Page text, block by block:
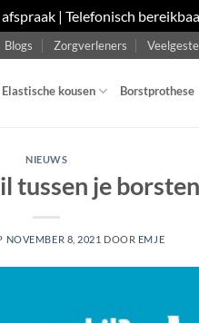
| Telefonisch
Blogs Zorgverleners
Elastische kousen Borstprothese
NIEUWS
tussen je
NOVEMBER 8, 2021 DOOR EMJE